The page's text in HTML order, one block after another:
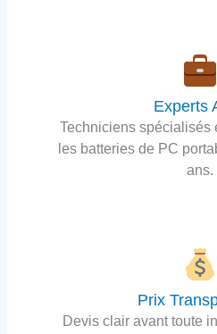
Experts
Techniciens spécialisés
les batteries de PC
ans.
Prix
Devis clair avant toute